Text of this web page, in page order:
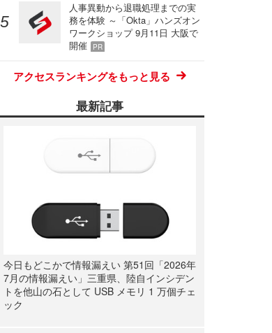
人事異動から退職処理までの実
務を体験 ～「Okta」ハンズオン
ワークショップ 9月11日 大阪で
開催
PR
アクセスランキングをもっと見る
最新記事
今日もどこかで情報漏えい 第51回「2026年
7月の情報漏えい」三重県、陸自インシデン
トを他山の石として USB メモリ 1 万個チェ
ック